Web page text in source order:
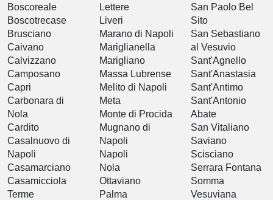
Boscoreale
Boscotrecase
Brusciano
Caivano
Calvizzano
Camposano
Capri
Carbonara di
Nola
Cardito
Casalnuovo di
Napoli
Casamarciano
Casamicciola
Terme
Lettere
Liveri
Marano di Napoli
Mariglianella
Marigliano
Massa Lubrense
Melito di Napoli
Meta
Monte di Procida
Mugnano di
Napoli
Napoli
Nola
Ottaviano
Palma
San Paolo Bel
Sito
San Sebastiano
al Vesuvio
Sant'Agnello
Sant'Anastasia
Sant'Antimo
Sant'Antonio
Abate
San Vitaliano
Saviano
Scisciano
Serrara Fontana
Somma
Vesuviana